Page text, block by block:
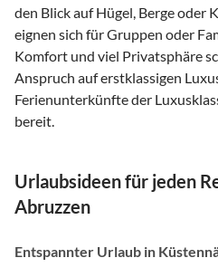
den Blick auf Hügel, Berge oder
eignen sich für Gruppen oder
Komfort und viel Privatsphäre
Anspruch auf erstklassigen
Ferienunterkünfte der
bereit.
Urlaubsideen für jeden
Abruzzen
Entspannter Urlaub in